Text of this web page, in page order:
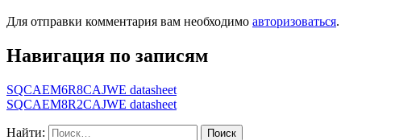
Для отправки комментария вам необходимо авторизоваться.
Навигация по записям
SQCAEM6R8CAJWE datasheet
SQCAEM8R2CAJWE datasheet
Найти: